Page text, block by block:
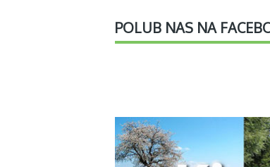
POLUB NAS NA